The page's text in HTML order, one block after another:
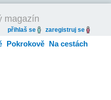
magazín
přihlaš se zaregistruj se
Pokrokově Na cestách